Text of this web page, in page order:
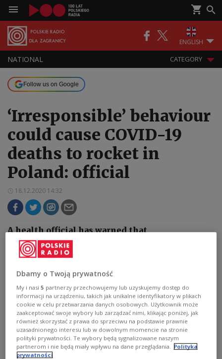
ENGLISH
NATIONAL CATEGORY
Follow us on Google
‘Irresponsible’ behaviour
could cause COVID-19
deaths to rocket in
Poland: official
18.12.2020 14:32
A health official has warned that
“irresponsible” behaviour by Poles could see
new coronavirus infections rocketing to 30,000
Dbamy o Twoją prywatność
My i nasi5 partnerzy przechowujemy lub uzyskujemy dostęp do
informacji na urządzeniu, takich jak unikalne identyfikatory w plikach
cookie w celu przetwarzania danych osobowych. Użytkownik może
zaakceptować swoje wybory lub zarządzać nimi, klikając poniżej, jak
również skorzystać z prawa do sprzeciwu na podstawie prawnie
uzasadnionego interesu lub w dowolnym momencie na stronie
polityki prywatności. Te wybory będą sygnalizowane naszym
partnerom i nie będą miały wpływu na dane przeglądania.
Polityka
prywatności